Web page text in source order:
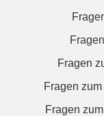
Fragen
Fragen
Fragen